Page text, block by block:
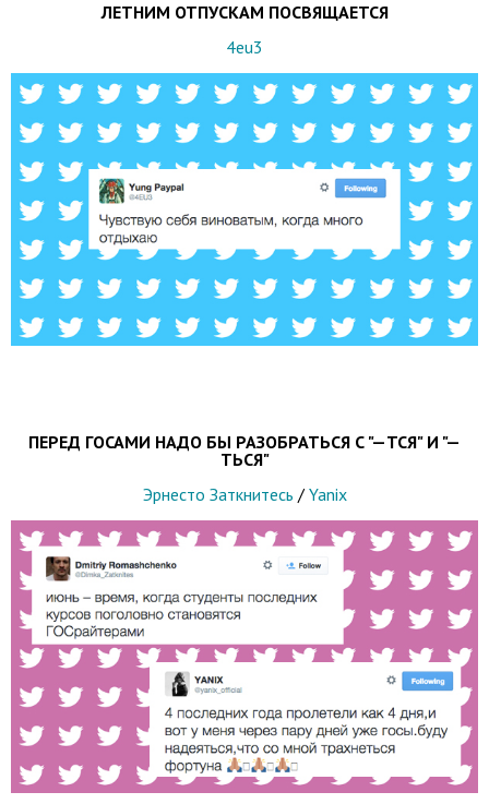
ЛЕТНИМ ОТПУСКАМ ПОСВЯЩАЕТСЯ
4eu3
ПЕРЕД ГОСАМИ НАДО БЫ РАЗОБРАТЬСЯ С "—ТСЯ" И "—
ТЬСЯ"
Эрнесто Заткнитесь / Yanix